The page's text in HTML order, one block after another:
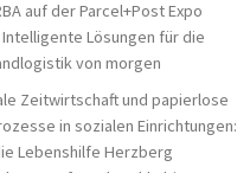
auf der Parcel+Post Expo
Intelligente Lösungen für die
von morgen
Zeitwirtschaft und papierlose
in sozialen Einrichtungen:
Lebenshilfe Herzberg